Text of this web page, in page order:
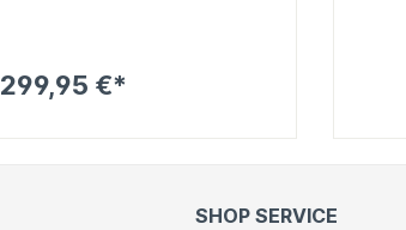
299,95 €*
SHOP SERVICE